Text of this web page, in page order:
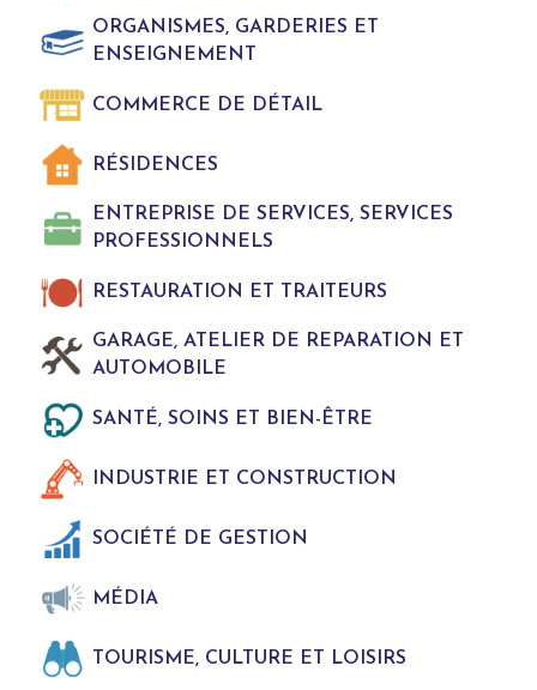
ORGANISMES, GARDERIES ET
ENSEIGNEMENT
COMMERCE DE DÉTAIL
RÉSIDENCES
ENTREPRISE DE SERVICES, SERVICES
PROFESSIONNELS
RESTAURATION ET TRAITEURS
GARAGE, ATELIER DE REPARATION ET
AUTOMOBILE
SANTÉ, SOINS ET BIEN-ÊTRE
INDUSTRIE ET CONSTRUCTION
SOCIÉTÉ DE GESTION
MÉDIA
TOURISME, CULTURE ET LOISIRS